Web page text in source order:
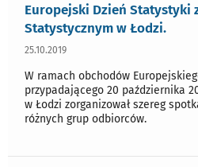
Europejski Dzień Statystyki
Statystycznym w Łodzi.
25.10.2019
W ramach obchodów
przypadającego 20 października
w Łodzi zorganizował szereg
różnych grup odbiorców.